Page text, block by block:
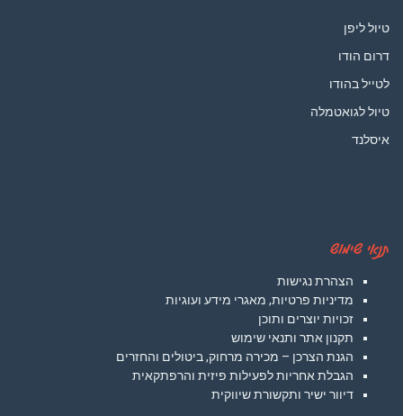
טיול ליפן
דרום הודו
לטייל בהודו
טיול לגואטמלה
איסלנד
תנאי שימוש
הצהרת נגישות
מדיניות פרטיות, מאגרי מידע ועוגיות
זכויות יוצרים ותוכן
תקנון אתר ותנאי שימוש
הגנת הצרכן – מכירה מרחוק, ביטולים והחזרים
הגבלת אחריות לפעילות פיזית והרפתקאית
דיוור ישיר ותקשורת שיווקית